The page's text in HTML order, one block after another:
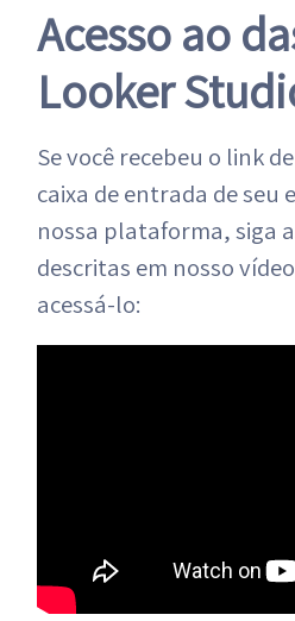
Acesso ao
Looker
Se você recebeu o link
caixa de entrada de seu
nossa plataforma, siga
descritas em nosso
acessá-lo: